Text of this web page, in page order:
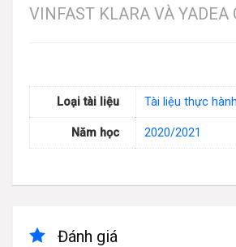
VINFAST KLARA VÀ YADEA
Loại tài liệu Tài liệu thực hành
Năm học 2020/2021
Đánh giá